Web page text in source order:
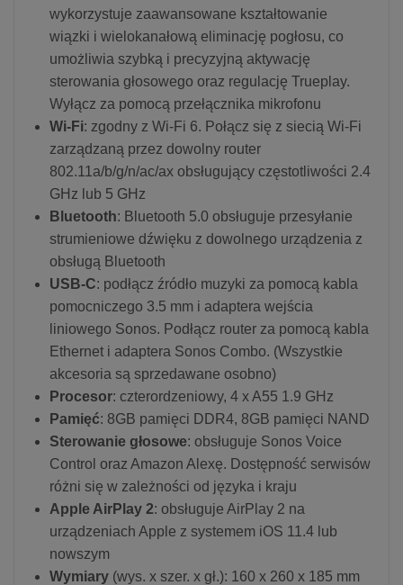
wykorzystuje zaawansowane kształtowanie
wiązki i wielokanałową eliminację pogłosu, co
umożliwia szybką i precyzyjną aktywację
sterowania głosowego oraz regulację Trueplay.
Wyłącz za pomocą przełącznika mikrofonu
Wi-Fi: zgodny z Wi-Fi 6. Połącz się z siecią Wi-Fi
zarządzaną przez dowolny router
802.11a/b/g/n/ac/ax obsługujący częstotliwości 2.4
GHz lub 5 GHz
Bluetooth: Bluetooth 5.0 obsługuje przesyłanie
strumieniowe dźwięku z dowolnego urządzenia z
obsługą Bluetooth
USB-C: podłącz źródło muzyki za pomocą kabla
pomocniczego 3.5 mm i adaptera wejścia
liniowego Sonos. Podłącz router za pomocą kabla
Ethernet i adaptera Sonos Combo. (Wszystkie
akcesoria są sprzedawane osobno)
Procesor: czterordzeniowy, 4 x A55 1.9 GHz
Pamięć: 8GB pamięci DDR4, 8GB pamięci NAND
Sterowanie głosowe: obsługuje Sonos Voice
Control oraz Amazon Alexę. Dostępność serwisów
różni się w zależności od języka i kraju
Apple AirPlay 2: obsługuje AirPlay 2 na
urządzeniach Apple z systemem iOS 11.4 lub
nowszym
Wymiary (wys. x szer. x gł.): 160 x 260 x 185 mm